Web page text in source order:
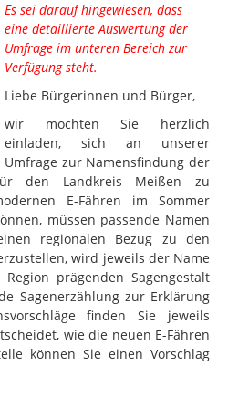
Es sei darauf hingewiesen, dass
eine detaillierte Auswertung der
Umfrage im unteren Bereich zur
Verfügung steht.
Liebe Bürgerinnen und Bürger,
wir möchten Sie herzlich
einladen, sich an unserer
Umfrage zur Namensfindung der
den Landkreis Meißen zu
E-Fähren im Sommer
müssen passende Namen
regionalen Bezug zu den
wird jeweils der Name
prägenden Sagengestalt
Sagenerzählung zur Erklärung
finden Sie jeweils
wie die neuen E-Fähren
können Sie einen Vorschlag